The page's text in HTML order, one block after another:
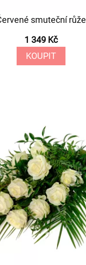
smuteční růže
1 349 Kč
KOUPIT